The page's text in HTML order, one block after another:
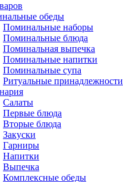
обеды
Поминальные наборы
Поминальные блюда
Поминальная выпечка
Поминальные напитки
Поминальные супа
Ритуальные принадлежности
Салаты
Первые блюда
Вторые блюда
Закуски
Гарниры
Напитки
Выпечка
Комплексные обеды